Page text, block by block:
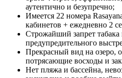
аутентично и безупречно;
Имеется 22 номера
кабинетов + ежедневно 2
Строжайший запрет
предупредительного
Прекрасный вид на озеро,
потрясающие восходы и
Нет пляжа и бассейна,